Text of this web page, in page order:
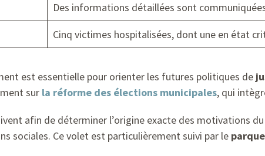
Des informations détaillées sont
Cinq victimes hospitalisées, dont une en état
est essentielle pour orienter les futures politiques de
sur la réforme des élections municipales, qui
afin de déterminer l’origine exacte des motivations
sociales. Ce volet est particulièrement suivi par le